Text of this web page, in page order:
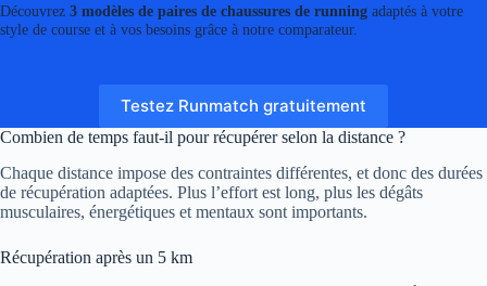
Découvrez 3 modèles de paires de chaussures de running adaptés à votre
style de course et à vos besoins grâce à notre comparateur.
Testez Runmatch gratuitement
Combien de temps faut-il pour récupérer selon la distance ?
Chaque distance impose des contraintes différentes, et donc des durées
de récupération adaptées. Plus l’effort est long, plus les dégâts
musculaires, énergétiques et mentaux sont importants.
Récupération après un 5 km